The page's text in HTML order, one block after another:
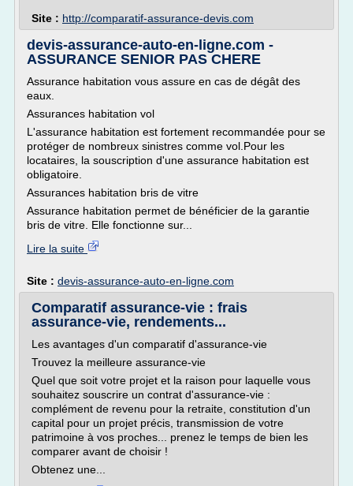
Site : http://comparatif-assurance-devis.com
devis-assurance-auto-en-ligne.com -
ASSURANCE SENIOR PAS CHERE
Assurance habitation vous assure en cas de dégât des
eaux.
Assurances habitation vol
L'assurance habitation est fortement recommandée pour se
protéger de nombreux sinistres comme vol.Pour les
locataires, la souscription d'une assurance habitation est
obligatoire.
Assurances habitation bris de vitre
Assurance habitation permet de bénéficier de la garantie
bris de vitre. Elle fonctionne sur...
Lire la suite
Site : devis-assurance-auto-en-ligne.com
Comparatif assurance-vie : frais
assurance-vie, rendements...
Les avantages d'un comparatif d'assurance-vie
Trouvez la meilleure assurance-vie
Quel que soit votre projet et la raison pour laquelle vous
souhaitez souscrire un contrat d'assurance-vie :
complément de revenu pour la retraite, constitution d'un
capital pour un projet précis, transmission de votre
patrimoine à vos proches... prenez le temps de bien les
comparer avant de choisir !
Obtenez une...